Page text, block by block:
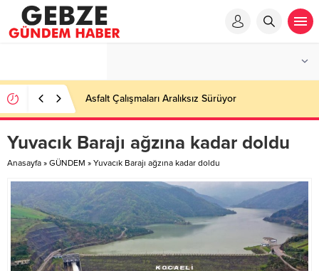
Asfalt Çalışmaları Aralıksız Sürüyor
Yuvacık Barajı ağzına kadar doldu
Anasayfa » GÜNDEM » Yuvacık Barajı ağzına kadar doldu